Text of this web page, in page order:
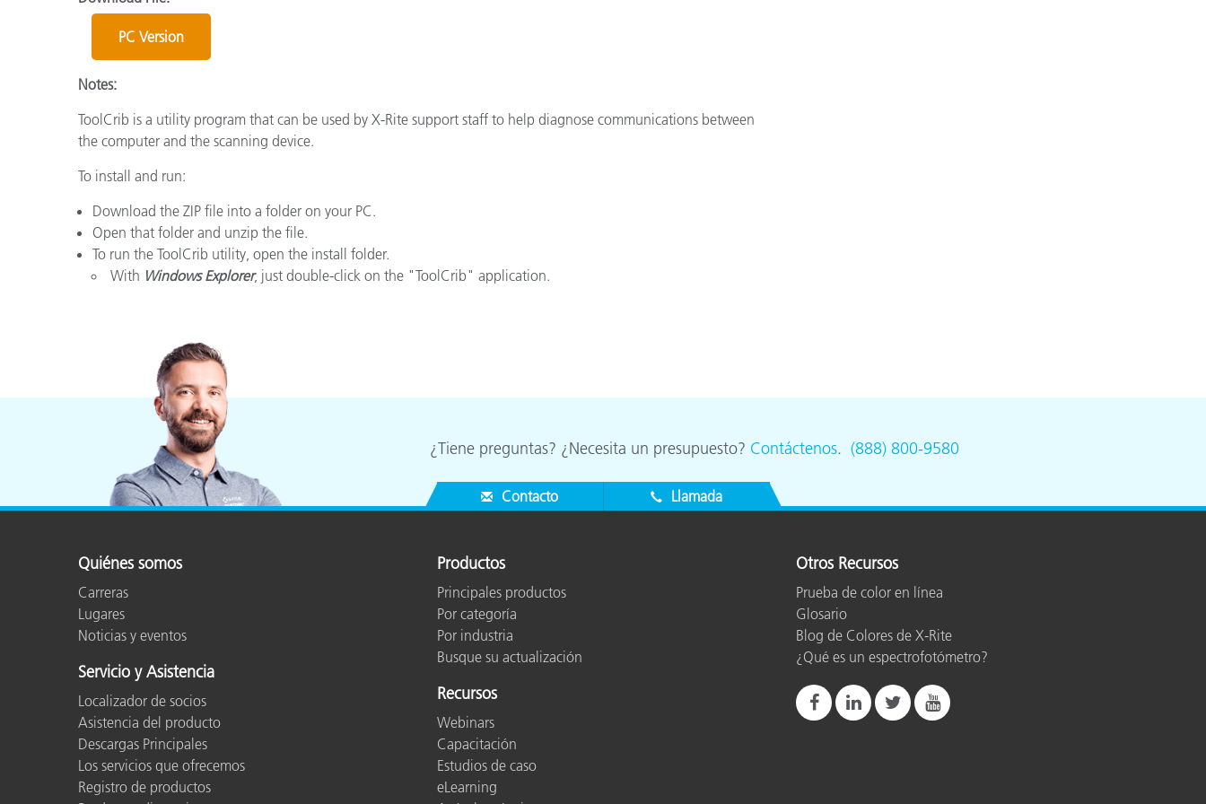
PC Version
Notes:
ToolCrib is a utility program that can be used by X-Rite support staff to help diagnose communications between
the computer and the scanning device.
To install and run:
Download the ZIP file into a folder on your PC.
Open that folder and unzip the file.
To run the ToolCrib utility, open the install folder.
With Windows Explorer, just double-click on the "ToolCrib" application.
¿Tiene preguntas? ¿Necesita un presupuesto? Contáctenos. (888) 800-9580
Contacto Llamada
Quiénes somos
Carreras
Lugares
Noticias y eventos
Servicio y Asistencia
Localizador de socios
Asistencia del producto
Descargas Principales
Los servicios que ofrecemos
Registro de productos
Productos
Principales productos
Por categoría
Por industria
Busque su actualización
Recursos
Webinars
Capacitación
Estudios de caso
eLearning
Otros Recursos
Prueba de color en línea
Glosario
Blog de Colores de X-Rite
¿Qué es un espectrofotómetro?